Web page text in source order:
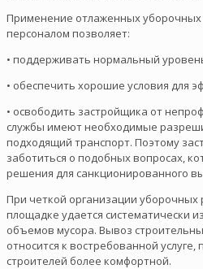
Применение отлаженных уборочных
персоналом позволяет:
• поддерживать нормальный
• обеспечить хорошие условия для
• освободить застройщика от
службы имеют необходимые
подходящий транспорт. Поэтому
заботиться о подобных вопросах,
решения для санкционированного
При четкой организации уборочных
площадке удается систематически
объемов мусора. Вывоз
относится к востребованной
строителей более комфортной.